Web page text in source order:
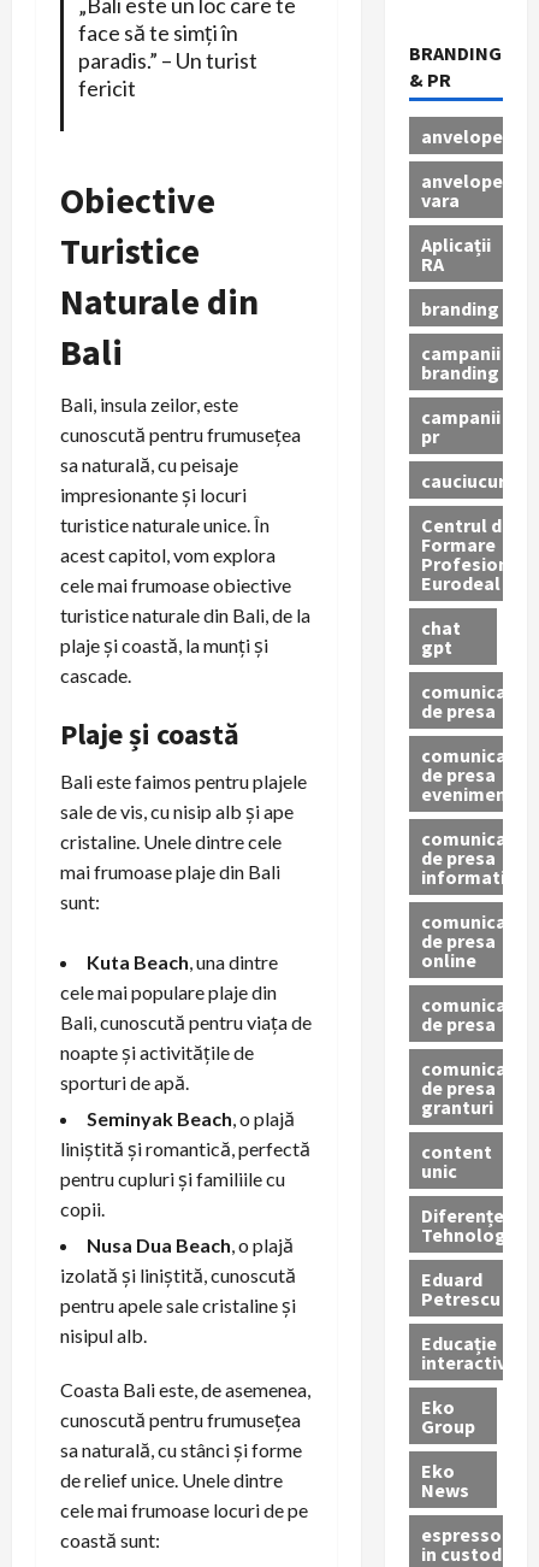
face să te simți în
paradis.” – Un turist
fericit
Obiective
Turistice
Naturale din
Bali
Bali, insula zeilor, este
cunoscută pentru frumusețea
sa naturală, cu peisaje
impresionante și locuri
turistice naturale unice. În
acest capitol, vom explora
cele mai frumoase obiective
turistice naturale din Bali, de la
plaje și coastă, la munți și
cascade.
Plaje și coastă
Bali este faimos pentru plajele
sale de vis, cu nisip alb și ape
cristaline. Unele dintre cele
mai frumoase plaje din Bali
sunt:
Kuta Beach , una dintre
cele mai populare plaje din
Bali, cunoscută pentru viața de
noapte și activitățile de
sporturi de apă.
Seminyak Beach , o plajă
liniștită și romantică, perfectă
pentru cupluri și familiile cu
copii.
Nusa Dua Beach , o plajă
izolată și liniștită, cunoscută
pentru apele sale cristaline și
nisipul alb.
Coasta Bali este, de asemenea,
cunoscută pentru frumusețea
sa naturală, cu stânci și forme
de relief unice. Unele dintre
cele mai frumoase locuri de pe
coastă sunt:
BRANDING
& PR
anvelope
anvelope
vara
Aplicații
RA
branding
campanii
branding
campanii
pr
cauciucuri
Centrul de
Formare
Profesionala
Eurodeal
chat
gpt
comunicat
de presa
comunicat
de presa
eveniment
comunicat
de presa
informativ
comunicat
de presa
online
comunicate
de presa
comunicate
de presa
granturi
content
unic
Diferențe
Tehnologice
Eduard
Petrescu
Educație
interactivă
Eko
Group
Eko
News
espressoare
in custodie